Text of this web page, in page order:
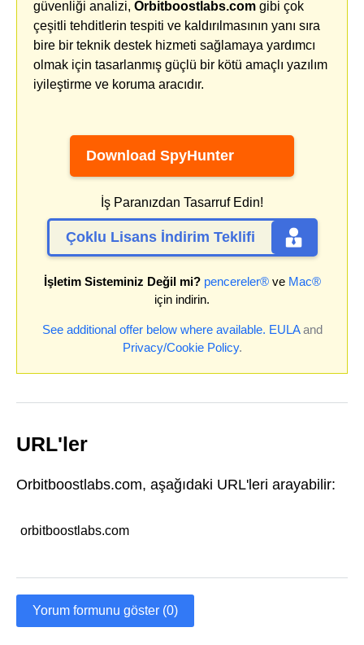
güvenliği analizi, Orbitboostlabs.com gibi çok
çeşitli tehditlerin tespiti ve kaldırılmasının yanı sıra
bire bir teknik destek hizmeti sağlamaya yardımcı
olmak için tasarlanmış güçlü bir kötü amaçlı yazılım
iyileştirme ve koruma aracıdır.
Download SpyHunter
İş Paranızdan Tasarruf Edin!
Çoklu Lisans İndirim Teklifi
İşletim Sisteminiz Değil mi? pencereler®ve Mac®
için indirin.
See additional offer below where available. EULAand
Privacy/Cookie Policy.
URL'ler
Orbitboostlabs.com, aşağıdaki URL'leri arayabilir:
orbitboostlabs.com
Yorum formunu göster (0)